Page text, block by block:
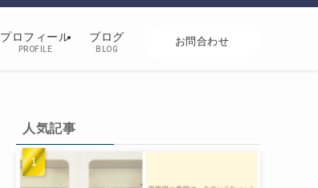
プロフィール
PROFILE
ブログ
BLOG
お問合わせ
人気記事